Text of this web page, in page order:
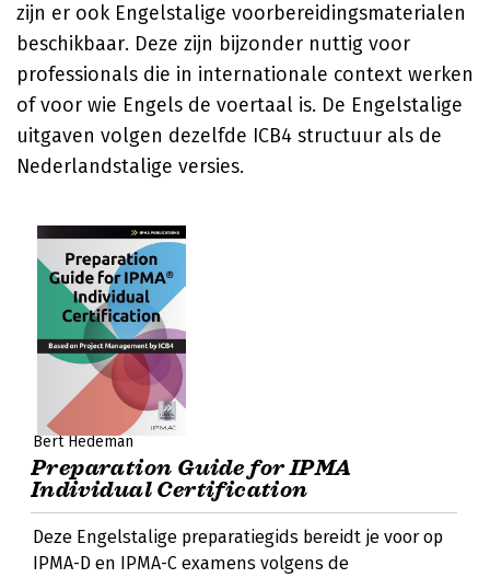
zijn er ook Engelstalige voorbereidingsmaterialen
beschikbaar. Deze zijn bijzonder nuttig voor
professionals die in internationale context werken
of voor wie Engels de voertaal is. De Engelstalige
uitgaven volgen dezelfde ICB4 structuur als de
Nederlandstalige versies.
Bert Hedeman
Preparation Guide for IPMA
Individual Certification
Deze Engelstalige preparatiegids bereidt je voor op
IPMA-D en IPMA-C examens volgens de